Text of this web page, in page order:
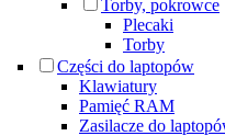
Torby, pokrowce
Plecaki
Torby
Części do laptopów
Klawiatury
Pamięć RAM
Zasilacze do